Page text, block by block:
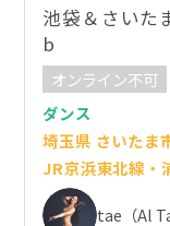
池袋＆さいた
b
オンライン不可
ダンス
埼玉県 さいたま
JR京浜東北線・
tae（Al